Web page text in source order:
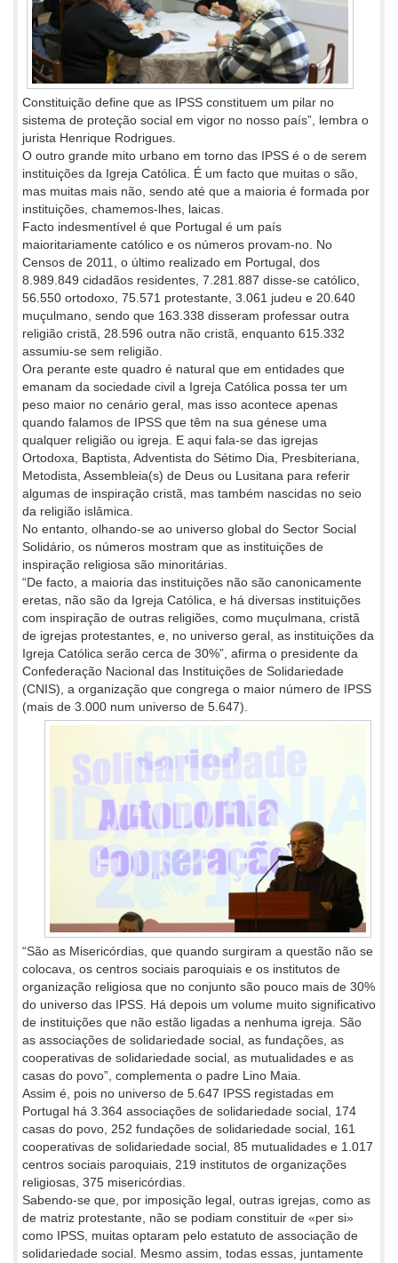
Constituição define que as IPSS constituem um pilar no
sistema de proteção social em vigor no nosso país”, lembra o
jurista Henrique Rodrigues.
O outro grande mito urbano em torno das IPSS é o de serem
instituições da Igreja Católica. É um facto que muitas o são,
mas muitas mais não, sendo até que a maioria é formada por
instituições, chamemos-lhes, laicas.
Facto indesmentível é que Portugal é um país
maioritariamente católico e os números provam-no. No
Censos de 2011, o último realizado em Portugal, dos
8.989.849 cidadãos residentes, 7.281.887 disse-se católico,
56.550 ortodoxo, 75.571 protestante, 3.061 judeu e 20.640
muçulmano, sendo que 163.338 disseram professar outra
religião cristã, 28.596 outra não cristã, enquanto 615.332
assumiu-se sem religião.
Ora perante este quadro é natural que em entidades que
emanam da sociedade civil a Igreja Católica possa ter um
peso maior no cenário geral, mas isso acontece apenas
quando falamos de IPSS que têm na sua génese uma
qualquer religião ou igreja. E aqui fala-se das igrejas
Ortodoxa, Baptista, Adventista do Sétimo Dia, Presbiteriana,
Metodista, Assembleia(s) de Deus ou Lusitana para referir
algumas de inspiração cristã, mas também nascidas no seio
da religião islâmica.
No entanto, olhando-se ao universo global do Sector Social
Solidário, os números mostram que as instituições de
inspiração religiosa são minoritárias.
“De facto, a maioria das instituições não são canonicamente
eretas, não são da Igreja Católica, e há diversas instituições
com inspiração de outras religiões, como muçulmana, cristã
de igrejas protestantes, e, no universo geral, as instituições da
Igreja Católica serão cerca de 30%”, afirma o presidente da
Confederação Nacional das Instituições de Solidariedade
(CNIS), a organização que congrega o maior número de IPSS
(mais de 3.000 num universo de 5.647).
“São as Misericórdias, que quando surgiram a questão não se
colocava, os centros sociais paroquiais e os institutos de
organização religiosa que no conjunto são pouco mais de 30%
do universo das IPSS. Há depois um volume muito significativo
de instituições que não estão ligadas a nenhuma igreja. São
as associações de solidariedade social, as fundações, as
cooperativas de solidariedade social, as mutualidades e as
casas do povo”, complementa o padre Lino Maia.
Assim é, pois no universo de 5.647 IPSS registadas em
Portugal há 3.364 associações de solidariedade social, 174
casas do povo, 252 fundações de solidariedade social, 161
cooperativas de solidariedade social, 85 mutualidades e 1.017
centros sociais paroquiais, 219 institutos de organizações
religiosas, 375 misericórdias.
Sabendo-se que, por imposição legal, outras igrejas, como as
de matriz protestante, não se podiam constituir de «per si»
como IPSS, muitas optaram pelo estatuto de associação de
solidariedade social. Mesmo assim, todas essas, juntamente